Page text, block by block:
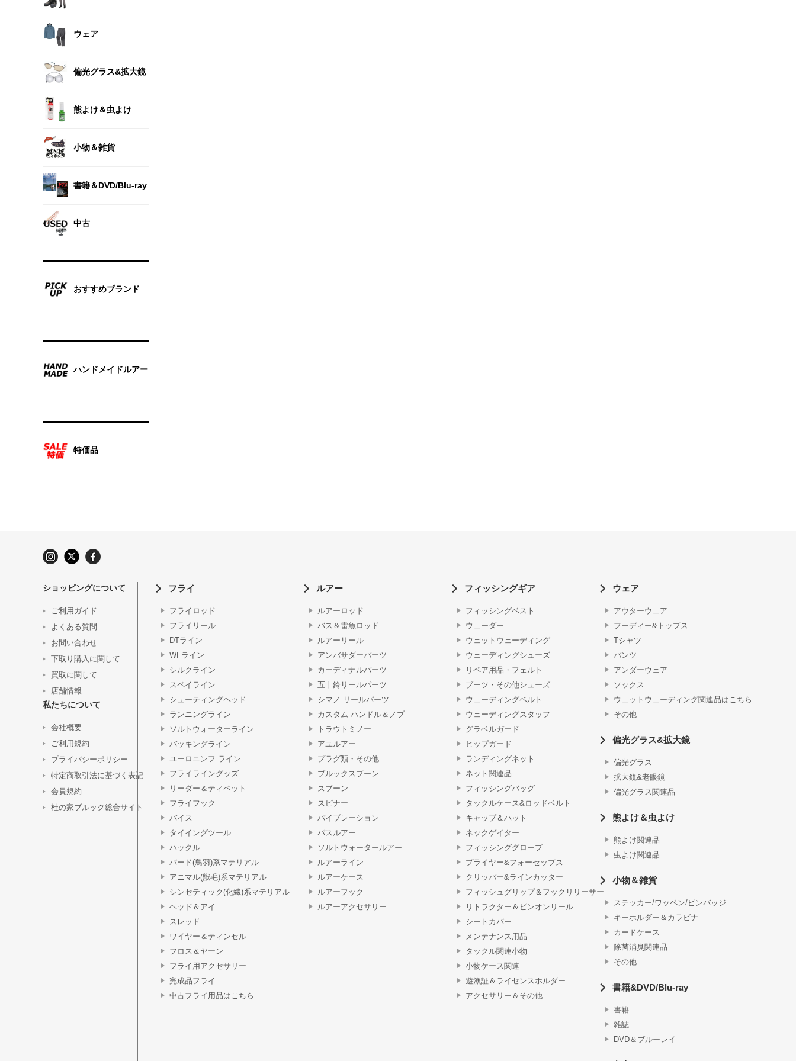
ウェア
偏光グラス&拡大鏡
熊よけ＆虫よけ
小物＆雑貨
書籍＆DVD/Blu-ray
中古
おすすめブランド
ハンドメイドルアー
特価品
ショッピングについて
ご利用ガイド
よくある質問
お問い合わせ
下取り購入に関して
買取に関して
店舗情報
私たちについて
会社概要
ご利用規約
プライバシーポリシー
特定商取引法に基づく表記
会員規約
杜の家ブルック総合サイト
フライ
フライロッド
フライリール
DTライン
WFライン
シルクライン
スペイライン
シューティングヘッド
ランニングライン
ソルトウォーターライン
バッキングライン
ユーロニンフ ライン
フライライングッズ
リーダー＆ティペット
フライフック
バイス
タイイングツール
ハックル
バード(鳥羽)系マテリアル
アニマル(獣毛)系マテリアル
シンセティック(化繊)系マテリアル
ヘッド＆アイ
スレッド
ワイヤー＆ティンセル
フロス＆ヤーン
フライ用アクセサリー
完成品フライ
中古フライ用品はこちら
ルアー
ルアーロッド
バス＆雷魚ロッド
ルアーリール
アンバサダーパーツ
カーディナルパーツ
五十鈴リールパーツ
シマノ リールパーツ
カスタム ハンドル＆ノブ
トラウトミノー
アユルアー
プラグ類・その他
ブルックスプーン
スプーン
スピナー
バイブレーション
バスルアー
ソルトウォータールアー
ルアーライン
ルアーケース
ルアーフック
ルアーアクセサリー
フィッシングギア
フィッシングベスト
ウェーダー
ウェットウェーディング
ウェーディングシューズ
リペア用品・フェルト
ブーツ・その他シューズ
ウェーディングベルト
ウェーディングスタッフ
グラベルガード
ヒップガード
ランディングネット
ネット関連品
フィッシングバッグ
タックルケース&ロッドベルト
キャップ＆ハット
ネックゲイター
フィッシンググローブ
プライヤー&フォーセップス
クリッパー&ラインカッター
フィッシュグリップ＆フックリリーサー
リトラクター＆ピンオンリール
シートカバー
メンテナンス用品
タックル関連小物
小物ケース関連
遊漁証＆ライセンスホルダー
アクセサリー＆その他
ウェア
アウターウェア
フーディー&トップス
Tシャツ
パンツ
アンダーウェア
ソックス
ウェットウェーディング関連品はこちら
その他
偏光グラス&拡大鏡
偏光グラス
拡大鏡&老眼鏡
偏光グラス関連品
熊よけ＆虫よけ
熊よけ関連品
虫よけ関連品
小物＆雑貨
ステッカー/ワッペン/ピンバッジ
キーホルダー＆カラビナ
カードケース
除菌消臭関連品
その他
書籍&DVD/Blu-ray
書籍
雑誌
DVD＆ブルーレイ